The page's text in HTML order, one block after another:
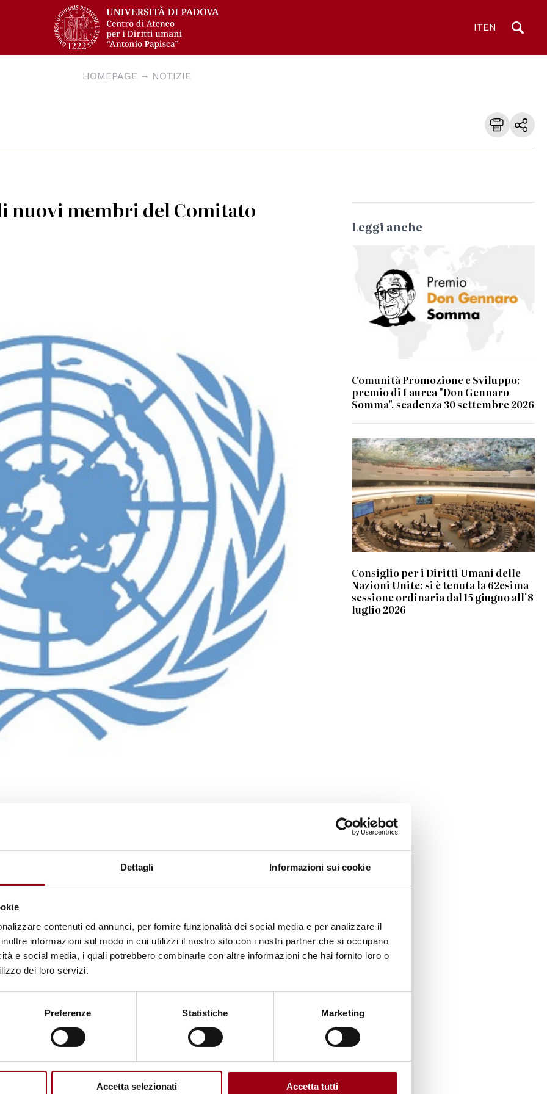
Dettagli Informazioni sui cookie
contenuti ed annunci, per fornire funzionalità dei social media e per analizzare il
informazioni sul modo in cui utilizzi il nostro sito con i nostri partner che si occupano
e social media, i quali potrebbero combinarle con altre informazioni che hai fornito loro o
dei loro servizi.
Preferenze Statistiche Marketing
Accetta selezionati Accetta tutti
ITEN
HOMEPAGE NOTIZIE
nuovi membri del Comitato
di 9 nuovi membri del Comitato diritti umani, il cui
da 18 esperti indipendenti incaricato di
Stati parte del Patto sui diritti civili e politici. I
durata di quattro anni dai rappresentanti degli Stati.
di 20 candidati che sono stati presentanti dai Paesi
lo scorso giugno 2010.
Leggi anche
Comunità Promozione e Sviluppo:
premio di Laurea "Don Gennaro
Somma", scadenza 30 settembre 2026
© UN Photo/Jess Hoffman
Consiglio per i Diritti Umani delle
Nazioni Unite: si è tenuta la 62esima
sessione ordinaria dal 15 giugno all’8
luglio 2026